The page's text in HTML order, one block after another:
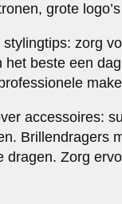
grote
zorg
het beste een
accessoires:
Brillendragers
dragen. Zorg